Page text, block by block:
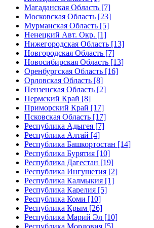
Магаданская Область [7]
Московская Область [23]
Мурманская Область [5]
Ненецкий Авт. Окр. [1]
Нижегородская Область [13]
Новгородская Область [7]
Новосибирская Область [13]
Оренбургская Область [16]
Орловская Область [8]
Пензенская Область [2]
Пермский Край [8]
Приморский Край [17]
Псковская Область [17]
Республика Адыгея [7]
Республика Алтай [4]
Республика Башкортостан [14]
Республика Бурятия [10]
Республика Дагестан [19]
Республика Ингушетия [2]
Республика Калмыкия [1]
Республика Карелия [5]
Республика Коми [10]
Республика Крым [26]
Республика Марий Эл [10]
Республика Мордовия [5]